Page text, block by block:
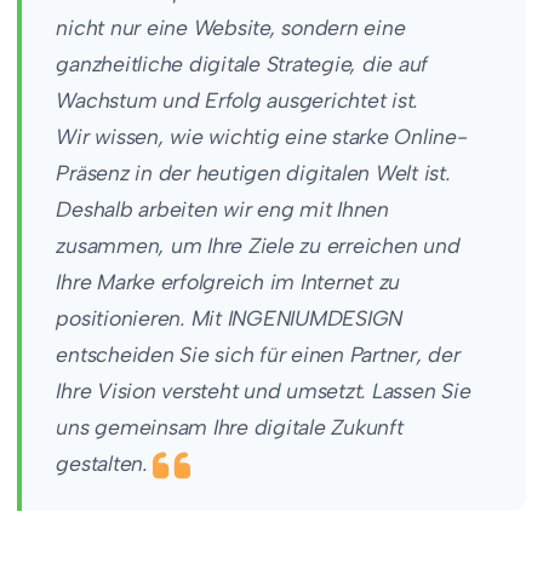
nicht nur eine Website, sondern eine
ganzheitliche digitale Strategie, die auf
Wachstum und Erfolg ausgerichtet ist.
Wir wissen, wie wichtig eine starke Online-
Präsenz in der heutigen digitalen Welt ist.
Deshalb arbeiten wir eng mit Ihnen
zusammen, um Ihre Ziele zu erreichen und
Ihre Marke erfolgreich im Internet zu
positionieren. Mit INGENIUMDESIGN
entscheiden Sie sich für einen Partner, der
Ihre Vision versteht und umsetzt. Lassen Sie
uns gemeinsam Ihre digitale Zukunft
gestalten.